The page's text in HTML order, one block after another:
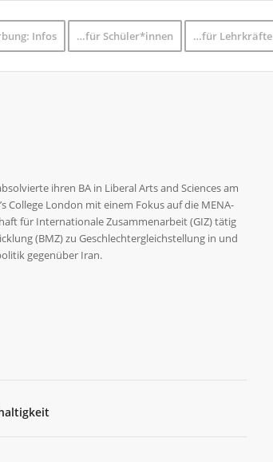
Infos …für Schüler*innen …für Lehrkräfte
ihren BA in Liberal Arts and Sciences am
College London mit einem Fokus auf die MENA-
für Internationale Zusammenarbeit (GIZ) tätig
(BMZ) zu Geschlechtergleichstellung in und
gegenüber Iran.